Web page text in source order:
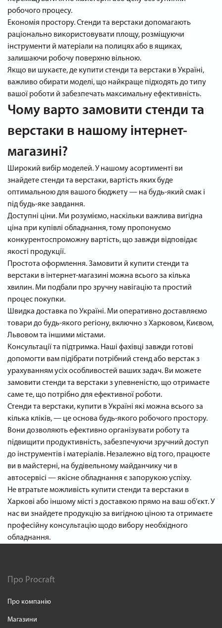
робочого процесу.
Економія простору. Стенди та верстаки допомагають
раціонально використовувати площу, розміщуючи
інструменти й матеріали на полицях або в ящиках,
залишаючи робочу поверхню вільною.
Якщо ви шукаєте, де купити стенди та верстаки в Україні,
важливо обирати моделі, що найкраще підходять до типу
вашої роботи й забезпечать максимальну ефективність.
Чому варто замовити стенди та
верстаки в нашому інтернет-
магазині?
Широкий вибір моделей. У нашому асортименті ви
знайдете стенди та верстаки, вартість яких буде
оптимальною для вашого бюджету — на будь-який смак і
під будь-яке завдання.
Доступні ціни. Ми розуміємо, наскільки важлива вигідна
ціна при купівлі обладнання, тому пропонуємо
конкурентоспроможну вартість, що завжди відповідає
якості продукції.
Простота оформлення. Замовити й купити стенди та
верстаки в інтернет-магазині можна всього за кілька
хвилин. Ми подбали про зручну навігацію та простий
процес покупки.
Швидка доставка по Україні. Ми оперативно доставляємо
товари до будь-якого регіону, включно з Харковом, Києвом,
Львовом та іншими містами.
Консультації та підтримка. Наші фахівці завжди готові
допомогти вам підібрати потрібний стенд або верстак з
урахуванням усіх особливостей ваших задач. Ви можете
замовити стенди та верстаки з упевненістю, що отримаєте
саме те, що потрібно для ефективної роботи.
Стенди та верстаки, купити в Україні які можна всього за
кілька кліків, — це основа будь-якого робочого простору.
Вони дозволяють ефективно організувати роботу та
підвищити продуктивність, забезпечуючи зручний доступ
до інструментів і матеріалів. Незалежно від того, працюєте
ви в майстерні, на будівельному майданчику чи в
автосервісі — якісне обладнання є запорукою успіху.
Не втратьте можливість купити стенди та верстаки в
Харкові або іншому місті з доставкою прямо на ваш об’єкт. У
нас ви знайдете продукцію за вигідною ціною та отримаєте
професійну консультацію щодо вибору необхідного
обладнання.
Про Procraft
Про компанію
Магазини